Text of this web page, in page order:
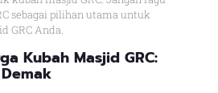
sebagai pilihan utama untuk
GRC Anda.
Kubah Masjid GRC: